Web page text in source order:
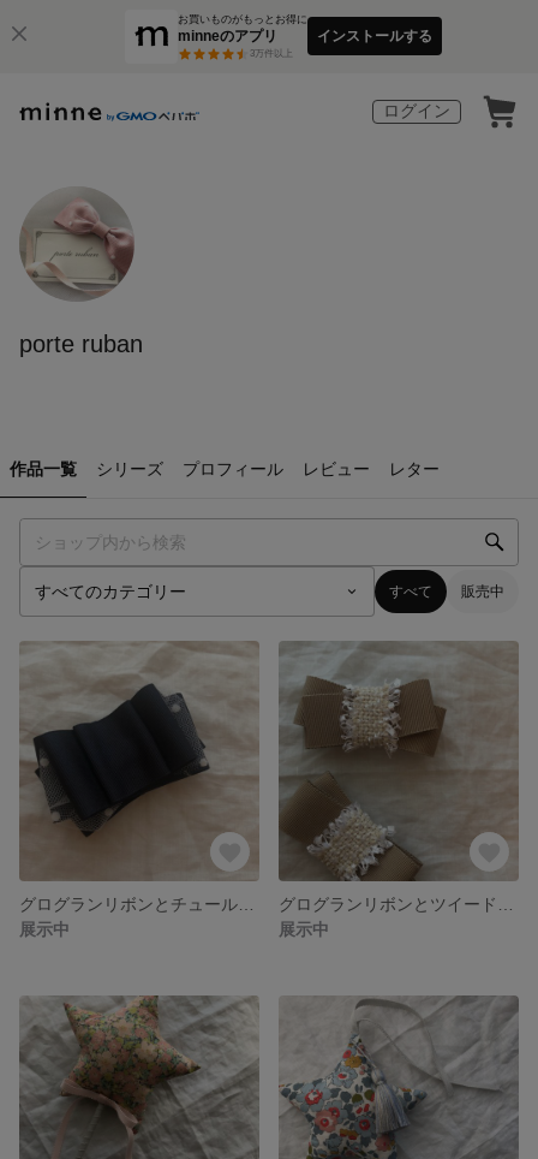
お買いものがもっとお得に
minneのアプリ
3万件以上
インストールする
ログイン
porte ruban
作品一覧 シリーズ プロフィール レビュー レター
すべて 販売中
展示中
展示中